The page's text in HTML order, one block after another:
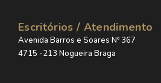
Escritórios / Atendimento
Avenida Barros e Soares Nº 367
4715 -213 Nogueira Braga